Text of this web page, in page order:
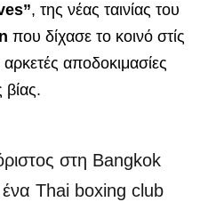
, της νέας ταινίας του
που δίχασε το κοινό στίς
αποδοκιμασίες
στη Bangkok
ένα Thai boxing club